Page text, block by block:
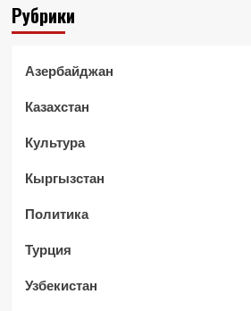
Рубрики
Азербайджан
Казахстан
Культура
Кыргызстан
Политика
Турция
Узбекистан